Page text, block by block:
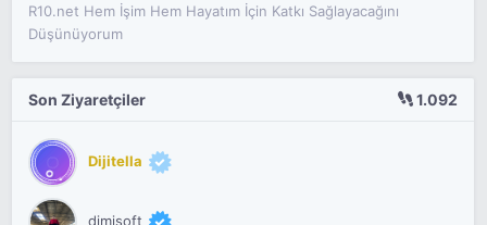
R10.net Hem İşim Hem Hayatım İçin Katkı Sağlayacağını
Düşünüyorum
Son Ziyaretçiler 1.092
Dijitella
dimisoft